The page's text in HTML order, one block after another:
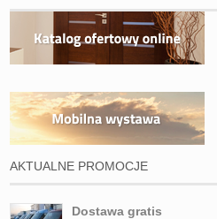
AKTUALNE PROMOCJE
Dostawa gratis